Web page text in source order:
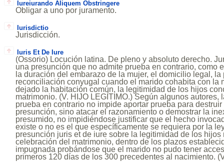
Iureiurando Aliquem Obstringere
Obligar a uno por juramento.
Iurisdictio
Jurisdicción.
Iuris Et De Iure
(Ossorio) Locución latina. De pleno y absoluto derecho.
una presunción que no admite prueba en contrario, como
la duración del embarazo de la mujer, el domicilio legal,
reconciliación conyugal cuando el marido cohabita con la
dejado la habitación común, la legitimidad de los hijos
matrimonio. (V. HIJO LEGÍTIMO.) Según algunos autores,
prueba en contrario no impide aportar prueba para
presunción, sino atacar el razonamiento o demostrar la
presumido, no impidiéndose justificar que el hecho
existe o no es el que específicamente se requiera por la
presunción juris et de iure sobre la legitimidad de los
celebración del matrimonio, dentro de los plazos
impugnada probándose que el marido no pudo tener
primeros 120 días de los 300 precedentes al nacimiento.